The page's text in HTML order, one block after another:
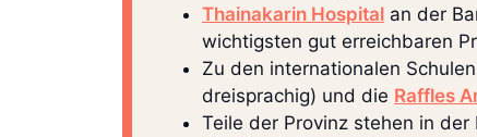
Thainakarin Hospital an der
wichtigsten gut erreichbaren
Zu den internationalen
dreisprachig) und die Raffles
Teile der Provinz stehen in